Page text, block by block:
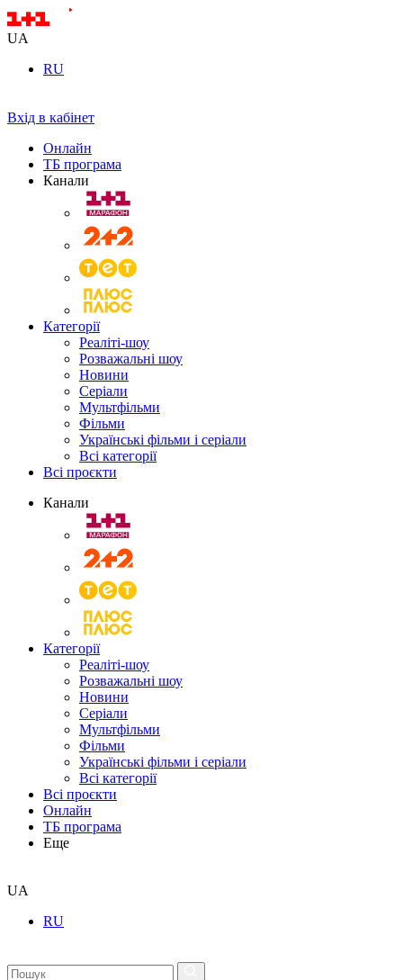
UA
RU
Вхід в кабінет
Онлайн
ТБ програма
Канали
Категорії
Реаліті-шоу
Розважальні шоу
Новини
Серіали
Мультфільми
Фільми
Українські фільми і серіали
Всі категорії
Всі проєкти
Канали
Категорії
Реаліті-шоу
Розважальні шоу
Новини
Серіали
Мультфільми
Фільми
Українські фільми і серіали
Всі категорії
Всі проєкти
Онлайн
ТБ програма
Еще
UA
RU